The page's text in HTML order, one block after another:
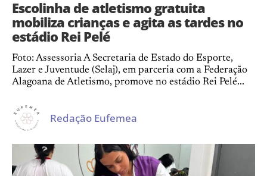
Escolinha de atletismo gratuita
mobiliza crianças e agita as tardes no
estádio Rei Pelé
Foto: Assessoria A Secretaria de Estado do Esporte,
Lazer e Juventude (Selaj), em parceria com a Federação
Alagoana de Atletismo, promove no estádio Rei Pelé...
Redação Eufemea